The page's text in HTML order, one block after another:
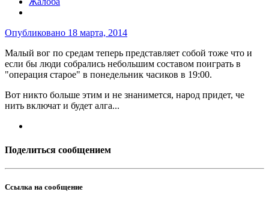
Опубликовано 18 марта, 2014
Малый вог по средам теперь представляет собой тоже что и
если бы люди собрались небольшим составом поиграть в
"операция старое" в понедельник часиков в 19:00.
Вот никто больше этим и не знанимется, народ придет, че
нить включат и будет алга...
Поделиться сообщением
Ссылка на сообщение